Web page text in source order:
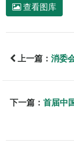
查看图库
上一篇： 消委
下一篇： 首届中